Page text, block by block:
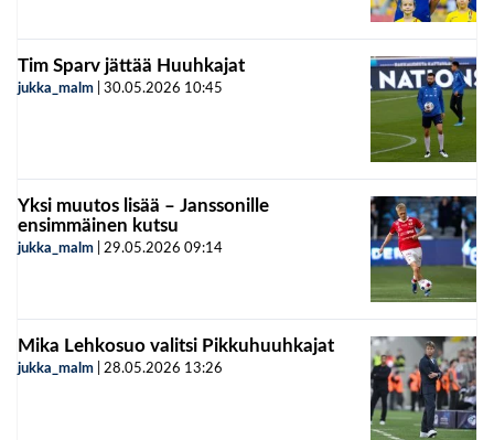
Tim Sparv jättää Huuhkajat
jukka_malm 30.05.2026 10:45
Yksi muutos lisää – Janssonille
ensimmäinen kutsu
jukka_malm 29.05.2026 09:14
Mika Lehkosuo valitsi Pikkuhuuhkajat
jukka_malm 28.05.2026 13:26